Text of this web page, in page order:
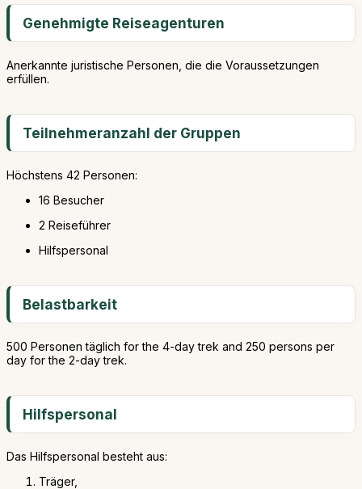
Genehmigte Reiseagenturen
Anerkannte juristische Personen, die die Voraussetzungen
erfüllen.
Teilnehmeranzahl der Gruppen
Höchstens 42 Personen:
16 Besucher
2 Reiseführer
Hilfspersonal
Belastbarkeit
500 Personen täglich for the 4-day trek and 250 persons per
day for the 2-day trek.
Hilfspersonal
Das Hilfspersonal besteht aus:
Träger,